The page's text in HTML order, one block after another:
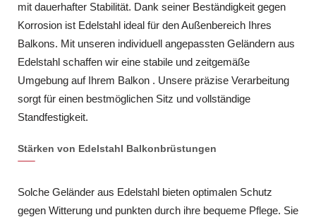
mit dauerhafter Stabilität. Dank seiner Beständigkeit gegen
Korrosion ist Edelstahl ideal für den Außenbereich Ihres
Balkons. Mit unseren individuell angepassten Geländern aus
Edelstahl schaffen wir eine stabile und zeitgemäße
Umgebung auf Ihrem Balkon . Unsere präzise Verarbeitung
sorgt für einen bestmöglichen Sitz und vollständige
Standfestigkeit.
Stärken von Edelstahl Balkonbrüstungen
Solche Geländer aus Edelstahl bieten optimalen Schutz
gegen Witterung und punkten durch ihre bequeme Pflege. Sie